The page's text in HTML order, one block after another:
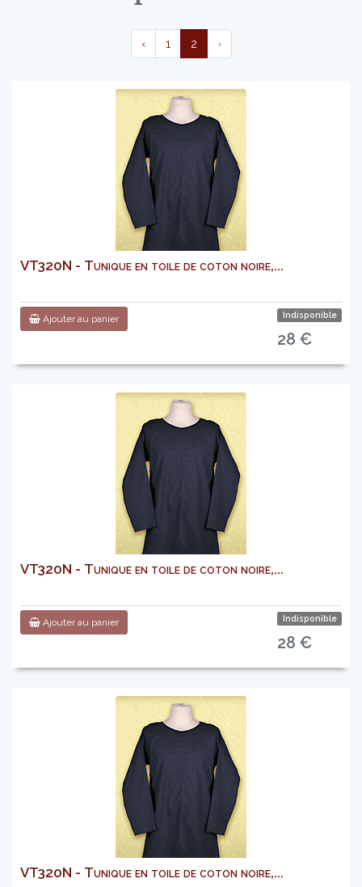
‹ 1 2 ›
VT320N - Tunique en toile de coton noire,...
Ajouter au panier Indisponible
28 €
VT320N - Tunique en toile de coton noire,...
Ajouter au panier Indisponible
28 €
VT320N - Tunique en toile de coton noire,...